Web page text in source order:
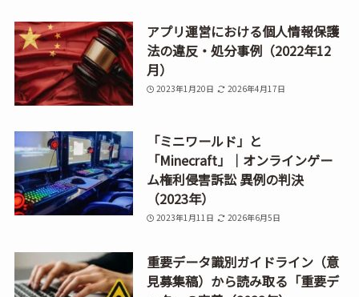
アプリ運営における個人情報保護
法の違反・処分事例（2022年12
月）
2023年1月20日 2026年4月17日
「ミニワールド」と
「Minecraft」｜オンラインゲー
ム権利侵害訴訟 異例の判決
（2023年）
2023年1月11日 2026年6月5日
重要データ識別ガイドライン（意
見募集稿）から読み取る「重要デ